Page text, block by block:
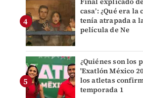
casa’: ¿Qué era
tenía atrapada a
película de Ne
¿Quiénes son los
'Exatlón México
los atletas
temporada 1